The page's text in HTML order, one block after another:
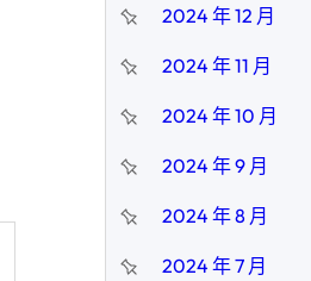
2024 年 12 月
2024 年 11 月
2024 年 10 月
2024 年 9 月
2024 年 8 月
2024 年 7 月